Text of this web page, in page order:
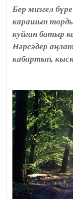
Бер мизгел
карашып
куйган батыр
Нәрсәдер
кабартып,